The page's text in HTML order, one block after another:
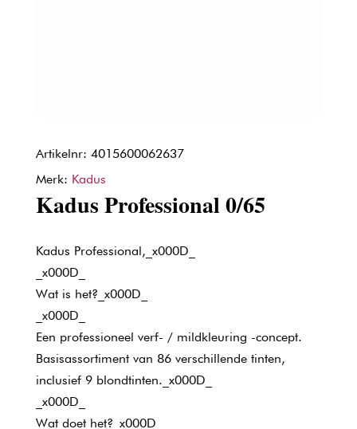
Artikelnr: 4015600062637
Merk: Kadus
Kadus Professional 0/65
Kadus Professional,_x000D_
_x000D_
Wat is het?_x000D_
_x000D_
Een professioneel verf- / mildkleuring -concept.
Basisassortiment van 86 verschillende tinten,
inclusief 9 blondtinten._x000D_
_x000D_
Wat doet het?_x000D_